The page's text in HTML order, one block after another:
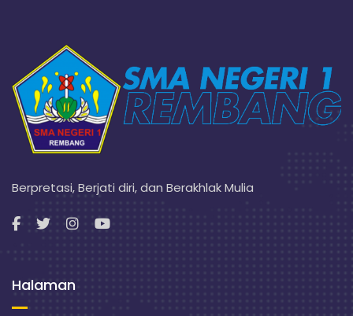
Berpretasi, Berjati diri, dan Berakhlak Mulia
Halaman